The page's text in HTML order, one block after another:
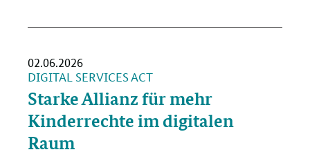
02.06.2026
DIGITAL SERVICES ACT
Starke Allianz für mehr
Kinderrechte im digitalen
Raum